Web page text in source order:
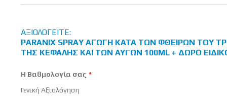
ΑΞΙΟΛΟΓΕΊΤΕ:
PARANIX SPRAY ΑΓΩΓΉ ΚΑΤΆ ΤΩΝ ΦΘΕΙΡΏΝ ΤΟΥ
ΤΗΣ ΚΕΦΑΛΉΣ ΚΑΙ ΤΩΝ ΑΥΓΏΝ 100ML + ΔΏΡΟ
Η Βαθμολογία σας
Γενική Αξιολόγηση